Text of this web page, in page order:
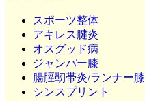
スポーツ整体
アキレス腱炎
オスグッド病
ジャンパー膝
腸脛靭帯炎/ランナー膝
シンスプリント